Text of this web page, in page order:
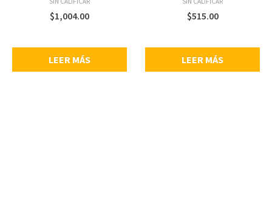
amplio y gran respuesta
armónica, se adapta a bajos de
escala larga de hasta 36 1/4”
armónicos acentuados, calibres:
.045, .065, .080, .100, .130.
$1,004.00
LEER MÁS
polimérico único en los aceros
lisos, alto nivel de protección,
núcleo de acero de alto carbono
resistencia a la rotura y estabilidad
de afinación, entorchados
$515.00
LEER MÁS